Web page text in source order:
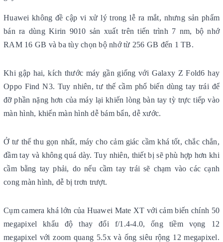
Huawei không đề cập vi xử lý trong lễ ra mắt, nhưng sản phẩm
bán ra dùng Kirin 9010 sản xuất trên tiến trình 7 nm, bộ nhớ
RAM 16 GB và ba tùy chọn bộ nhớ từ 256 GB đến 1 TB.
Khi gập hai, kích thước máy gần giống với Galaxy Z Fold6 hay
Oppo Find N3. Tuy nhiên, tư thế cầm phổ biến dùng tay trái để
đỡ phần nặng hơn của máy lại khiến lòng bàn tay tỳ trực tiếp vào
màn hình, khiến màn hình dễ bám bẩn, dễ xước.
Ở tư thế thu gọn nhất, máy cho cảm giác cầm khá tốt, chắc chắn,
đầm tay và không quá dày. Tuy nhiên, thiết bị sẽ phù hợp hơn khi
cầm bằng tay phải, do nếu cầm tay trái sẽ chạm vào các cạnh
cong màn hình, dễ bị trơn trượt.
Cụm camera khá lớn của Huawei Mate XT với cảm biến chính 50
megapixel khẩu độ thay đổi f/1.4-4.0, ống tiềm vọng 12
megapixel với zoom quang 5.5x và ống siêu rộng 12 megapixel.